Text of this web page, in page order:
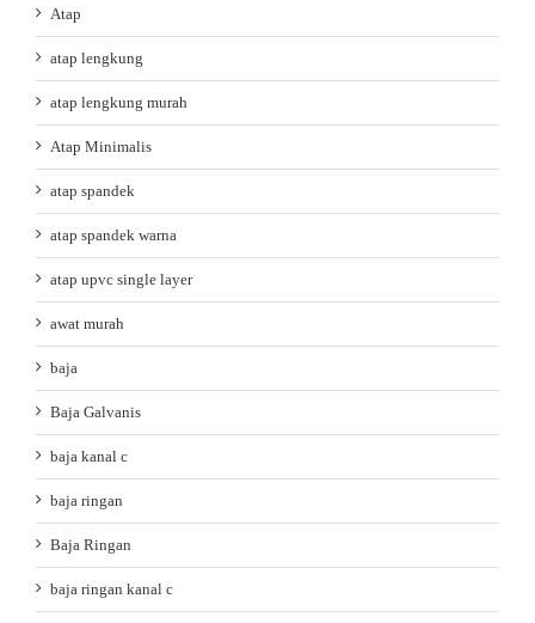
Atap
atap lengkung
atap lengkung murah
Atap Minimalis
atap spandek
atap spandek warna
atap upvc single layer
awat murah
baja
Baja Galvanis
baja kanal c
baja ringan
Baja Ringan
baja ringan kanal c